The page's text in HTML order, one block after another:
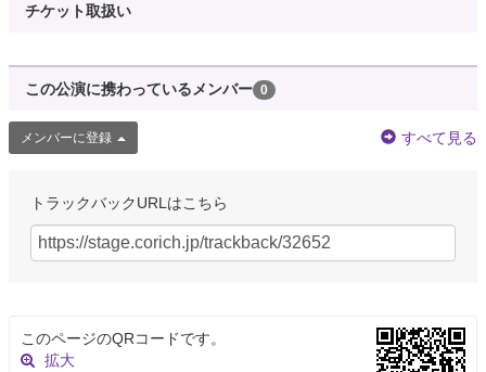
チケット取扱い
この公演に携わっているメンバー 0
メンバーに登録 すべて見る
トラックバックURLはこちら
このページのQRコードです。
拡大